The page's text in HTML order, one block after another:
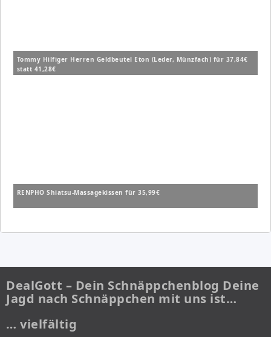
Tommy Hilfiger Herren Geldbeutel Eton (Leder, Münzfach) für 37,84€
statt 41,28€
RENPHO Shiatsu-Massagekissen für 35,99€
DealGott – Dein Schnäppchenblog Deine
Jagd nach Schnäppchen mit uns ist…
… vielfältig